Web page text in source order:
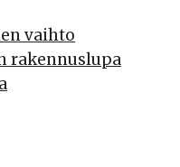
vaihto
rakennuslupa